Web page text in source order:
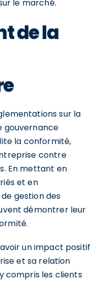
le marché.
de la
sur la
gouvernance
la conformité,
contre
En mettant en
et en
gestion des
démontrer leur
un impact positif
et sa relation
compris les clients